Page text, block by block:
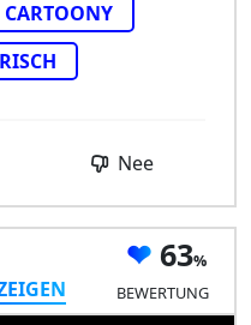
CARTOONY
Nee
63
BEWERTUNG